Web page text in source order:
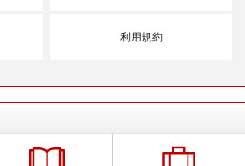
利用規約